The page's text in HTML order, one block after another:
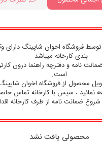
فروشگاه اخوان شاپینگ دارای
بندی کارخانه میباشد .
نامه و دفترچه راهنما درون
است.
محصول از فروشگاه اخوان
نمائید ، سپس با کارخانه تماس
ضمانت نامه از طرف کارخانه
محصولی یافت نشد